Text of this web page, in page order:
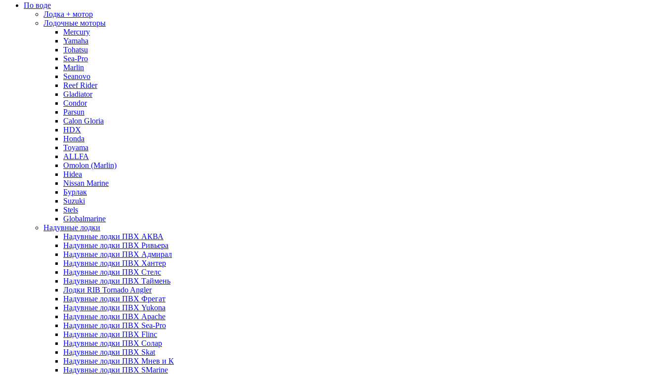
По воде
Лодка + мотор
Лодочные моторы
Mercury
Yamaha
Tohatsu
Sea-Pro
Marlin
Seanovo
Reef Rider
Gladiator
Condor
Parsun
Calon Gloria
HDX
Honda
Toyama
ALLFA
Omolon (Marlin)
Hidea
Nissan Marine
Бурлак
Suzuki
Stels
Globalmarine
Надувные лодки
Надувные лодки ПВХ АКВА
Надувные лодки ПВХ Ривьера
Надувные лодки ПВХ Адмирал
Надувные лодки ПВХ Хантер
Надувные лодки ПВХ Стелс
Надувные лодки ПВХ Таймень
Лодки RIB Tornado Angler
Надувные лодки ПВХ Фрегат
Надувные лодки ПВХ Yukona
Надувные лодки ПВХ Apache
Надувные лодки ПВХ Sea-Pro
Надувные лодки ПВХ Flinc
Надувные лодки ПВХ Солар
Надувные лодки ПВХ Skat
Надувные лодки ПВХ Мнев и К
Надувные лодки ПВХ SMarine